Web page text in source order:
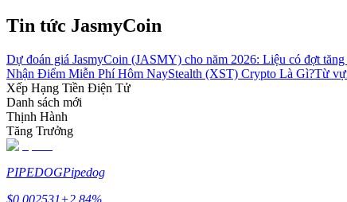
Khoản vay
Dịch vụ vay được hỗ trợ bằng tiền điện tử
Tin tức JasmyCoin
Dự đoán giá JasmyCoin (JASMY) cho năm 2026: Liệu có đợt tăng
Nhận Điểm Miễn Phí Hôm NayStealth (XST) Crypto Là Gì?Từ
Xếp Hạng Tiền Điện Tử
Danh sách mới
Thịnh Hành
Tăng Trưởng
PIPEDOGPipedog